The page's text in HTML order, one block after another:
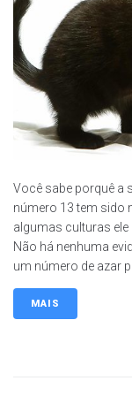
Você sabe porquê a
número 13 tem sido
algumas culturas
Não há nenhuma
um número de azar
MAIS